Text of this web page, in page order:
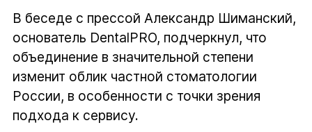
В беседе с прессой Александр Шиманский,
основатель DentalPRO, подчеркнул, что
объединение в значительной степени
изменит облик частной стоматологии
России, в особенности с точки зрения
подхода к сервису.